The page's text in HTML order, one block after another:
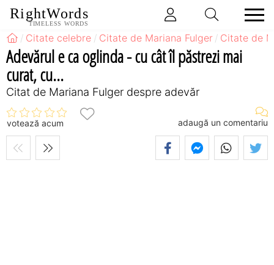
RightWords
TIMELESS WORDS
Citate celebre Citate de Mariana Fulger Citate de
Adevărul e ca oglinda - cu cât îl păstrezi mai
curat, cu...
Citat de Mariana Fulger despre adevăr
votează acum adaugă un comentariu